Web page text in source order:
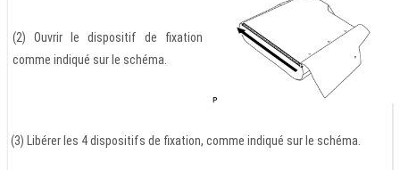
(2) Ouvrir le dispositif de fixation
comme indiqué sur le schéma.
(3) Libérer les 4 dispositifs de fixation, comme indiqué sur le schéma.